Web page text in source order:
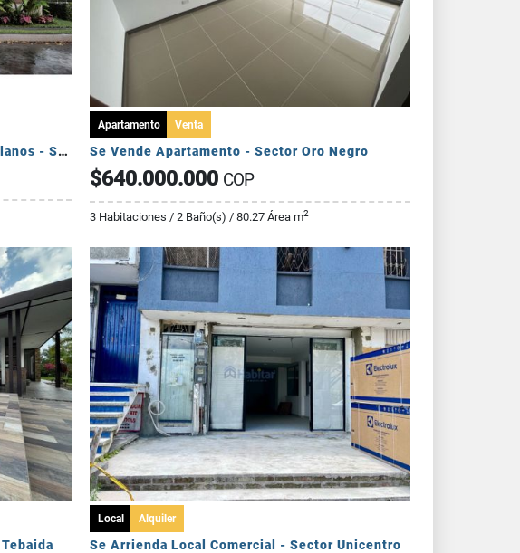
Se Venden Casas Campestres Sobre Planos - Sector Circasia
Apartamento Venta
Se Vende Apartamento - Sector Oro Negro
$640.000.000 COP
3 Habitaciones / 2 Baño(s) / 80.27 Área m2
Local Alquiler
Se Arrienda Local Comercial - Sector Unicentro